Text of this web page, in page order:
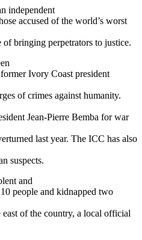
independent
accused of the world’s worst
bringing perpetrators to justice.
Ivory Coast president
of crimes against humanity.
Jean-Pierre Bemba for war
last year. The ICC has also
suspects.
and
people and kidnapped two
of the country, a local official